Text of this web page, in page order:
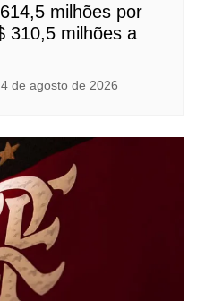
milhões por
310,5 milhões a
4 de agosto de 2026